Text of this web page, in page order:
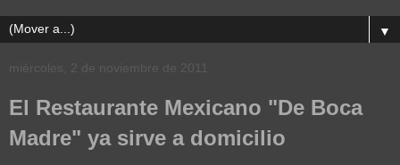
▼
miércoles, 2 de noviembre de 2011
El Restaurante Mexicano "De Boca
Madre" ya sirve a domicilio